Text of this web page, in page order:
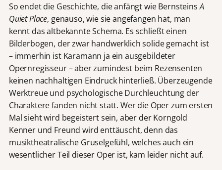
So endet die Geschichte, die anfängt wie BernsteinsA
Quiet Place, genauso, wie sie angefangen hat, man
kennt das altbekannte Schema. Es schließt einen
Bilderbogen, der zwar handwerklich solide gemacht ist
– immerhin ist Karamann ja ein ausgebildeter
Opernregisseur – aber zumindest beim Rezensenten
keinen nachhaltigen Eindruck hinterließ. Überzeugende
Werktreue und psychologische Durchleuchtung der
Charaktere fanden nicht statt. Wer die Oper zum ersten
Mal sieht wird begeistert sein, aber der Korngold
Kenner und Freund wird enttäuscht, denn das
musiktheatralische Gruselgefühl, welches auch ein
wesentlicher Teil dieser Oper ist, kam leider nicht auf.